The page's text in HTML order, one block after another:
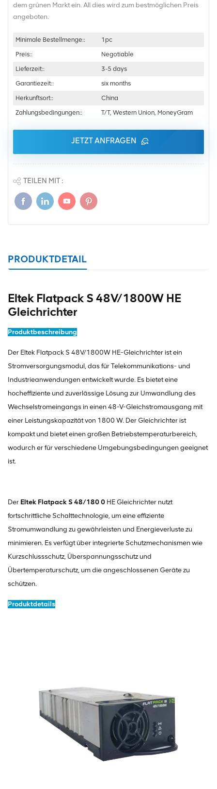
dem grünen Markt ein. All dies wird zum bestmöglichen Preis
angeboten.
Minimale Bestellmenge::
1pc
Preis::
Negotiable
Lieferzeit::
3-5 days
Garantiezeit::
six months
Herkunftsort::
China
Zahlungsbedingungen::
T/T, Western Union, MoneyGram
JETZT ANFRAGEN
TEILEN MIT :
PRODUKTDETAIL
Eltek Flatpack S 48V/1800W HE
Gleichrichter
Produktbeschreibung
Der Eltek Flatpack S 48V/1800W HE-Gleichrichter ist ein
Stromversorgungsmodul, das für Telekommunikations- und
Industrieanwendungen entwickelt wurde. Es bietet eine
hocheffiziente und zuverlässige Lösung zur Umwandlung des
Wechselstromeingangs in einen 48-V-Gleichstromausgang mit
einer Leistungskapazität von 1800 W. Der Gleichrichter ist
kompakt und bietet einen großen Betriebstemperaturbereich,
wodurch er für verschiedene Umgebungsbedingungen geeignet
ist.
Der Eltek Flatpack S 48/1800 HE Gleichrichter nutzt
fortschrittliche Schalttechnologie, um eine effiziente
Stromumwandlung zu gewährleisten und Energieverluste zu
minimieren. Es verfügt über integrierte Schutzmechanismen wie
Kurzschlussschutz, Überspannungsschutz und
Übertemperaturschutz, um die angeschlossenen Geräte zu
schützen.
Produktdetails